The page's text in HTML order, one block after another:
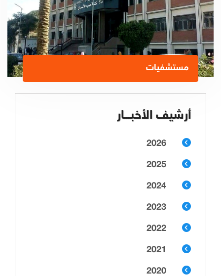
مستشفيات
أرشيف الأخبـــار
2026
2025
2024
2023
2022
2021
2020